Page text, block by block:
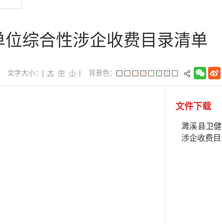
综合性涉企收费目录清单
文字大小：[ 大 中 小 ] 背景色：
文件下载
濉溪县卫
涉企收费